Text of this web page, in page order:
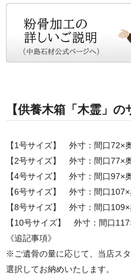
【供養木箱「木霊」の
【1号サイズ】 外寸：間口72×
【2号サイズ】 外寸：間口77×
【4号サイズ】 外寸：間口97×
【6号サイズ】 外寸：間口107×
【8号サイズ】 外寸：間口109×
【10号サイズ】 外寸：間口
《追記事項》
※ご遺骨の量に応じて、当店ス
選択してお納めいたします。